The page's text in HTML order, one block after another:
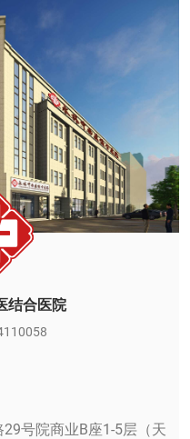
结合医院
号院商业B座1-5层（天